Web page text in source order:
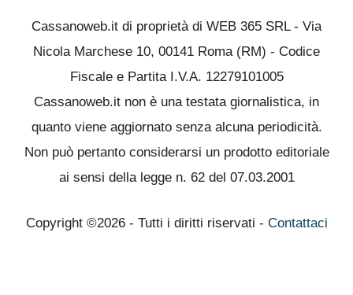
Cassanoweb.it di proprietà di WEB 365 SRL - Via
Nicola Marchese 10, 00141 Roma (RM) - Codice
Fiscale e Partita I.V.A. 12279101005
Cassanoweb.it non è una testata giornalistica, in
quanto viene aggiornato senza alcuna periodicità.
Non può pertanto considerarsi un prodotto editoriale
ai sensi della legge n. 62 del 07.03.2001
Copyright ©2026 - Tutti i diritti riservati - Contattaci